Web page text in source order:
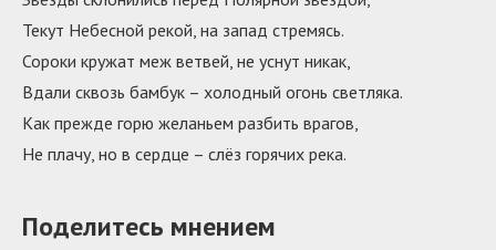
Текут Небесной рекой, на запад стремясь.
Сороки кружат меж ветвей, не уснут никак,
Вдали сквозь бамбук – холодный огонь светляка.
Как прежде горю желаньем разбить врагов,
Не плачу, но в сердце – слёз горячих река.
Поделитесь мнением